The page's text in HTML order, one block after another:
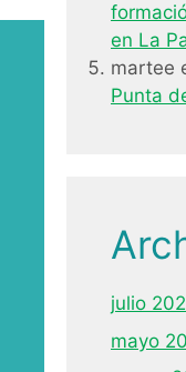
en La
martee
Punta
julio
mayo